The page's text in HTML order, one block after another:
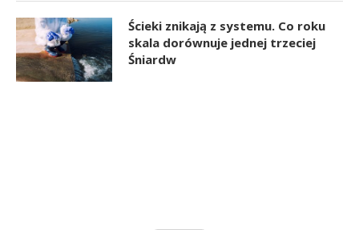
Ścieki znikają z systemu. Co roku
skala dorównuje jednej trzeciej
Śniardw